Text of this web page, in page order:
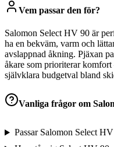
Vem passar den för?
Salomon Select HV 90 är
ha en bekväm, varm och
avslappnad åkning. Pjäxan
åkare som prioriterar
självklara budgetval bland
Vanliga frågor om
Passar Salomon Select